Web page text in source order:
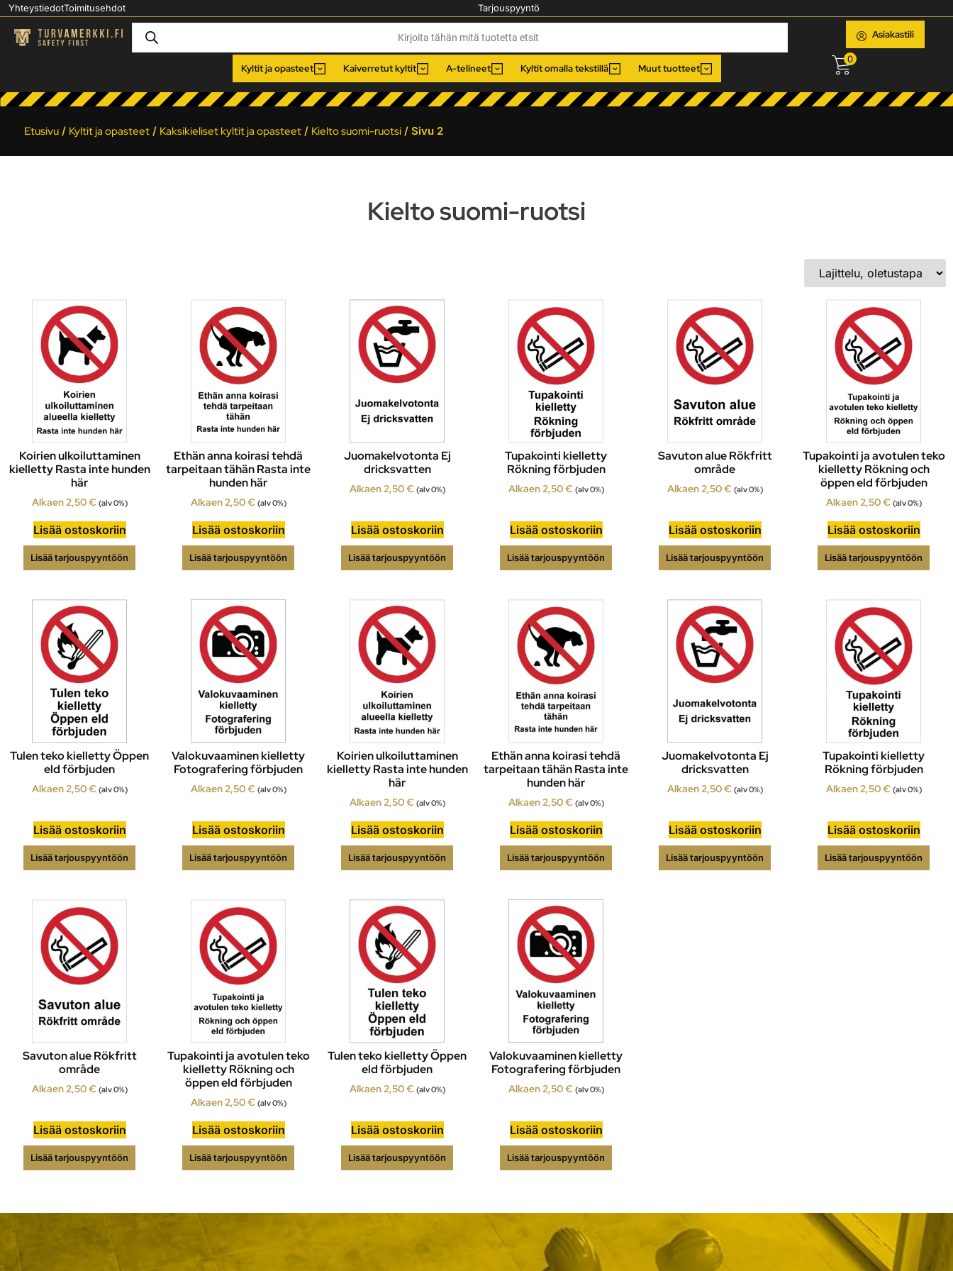
YhteystiedotToimitusehdot Tarjouspyyntö
Kyltit ja opasteet Kaiverretut kyltit A-telineet Kyltit omalla tekstillä Muut tuotteet
Asiakastili
0
Etusivu/ Kyltit ja opasteet/ Kaksikieliset kyltit ja opasteet/ Kielto suomi-ruotsi/ Sivu 2
Kielto suomi-ruotsi
Koirien ulkoiluttaminen
kielletty Rasta inte hunden
här
Alkaen2,50€ (alv 0%)
Lisää ostoskoriin
Lisää tarjouspyyntöön
Ethän anna koirasi tehdä
tarpeitaan tähän Rasta inte
hunden här
Alkaen2,50€ (alv 0%)
Lisää ostoskoriin
Lisää tarjouspyyntöön
Juomakelvotonta Ej
dricksvatten
Alkaen2,50€ (alv 0%)
Lisää ostoskoriin
Lisää tarjouspyyntöön
Tupakointi kielletty
Rökning förbjuden
Alkaen2,50€ (alv 0%)
Lisää ostoskoriin
Lisää tarjouspyyntöön
Savuton alue Rökfritt
område
Alkaen2,50€ (alv 0%)
Lisää ostoskoriin
Lisää tarjouspyyntöön
Tupakointi ja avotulen teko
kielletty Rökning och
öppen eld förbjuden
Alkaen2,50€ (alv 0%)
Lisää ostoskoriin
Lisää tarjouspyyntöön
Tulen teko kielletty Öppen
eld förbjuden
Alkaen2,50€ (alv 0%)
Lisää ostoskoriin
Lisää tarjouspyyntöön
Valokuvaaminen kielletty
Fotografering förbjuden
Alkaen2,50€ (alv 0%)
Lisää ostoskoriin
Lisää tarjouspyyntöön
Koirien ulkoiluttaminen
kielletty Rasta inte hunden
här
Alkaen2,50€ (alv 0%)
Lisää ostoskoriin
Lisää tarjouspyyntöön
Ethän anna koirasi tehdä
tarpeitaan tähän Rasta inte
hunden här
Alkaen2,50€ (alv 0%)
Lisää ostoskoriin
Lisää tarjouspyyntöön
Juomakelvotonta Ej
dricksvatten
Alkaen2,50€ (alv 0%)
Lisää ostoskoriin
Lisää tarjouspyyntöön
Tupakointi kielletty
Rökning förbjuden
Alkaen2,50€ (alv 0%)
Lisää ostoskoriin
Lisää tarjouspyyntöön
Savuton alue Rökfritt
område
Alkaen2,50€ (alv 0%)
Lisää ostoskoriin
Lisää tarjouspyyntöön
Tupakointi ja avotulen teko
kielletty Rökning och
öppen eld förbjuden
Alkaen2,50€ (alv 0%)
Lisää ostoskoriin
Lisää tarjouspyyntöön
Tulen teko kielletty Öppen
eld förbjuden
Alkaen2,50€ (alv 0%)
Lisää ostoskoriin
Lisää tarjouspyyntöön
Valokuvaaminen kielletty
Fotografering förbjuden
Alkaen2,50€ (alv 0%)
Lisää ostoskoriin
Lisää tarjouspyyntöön